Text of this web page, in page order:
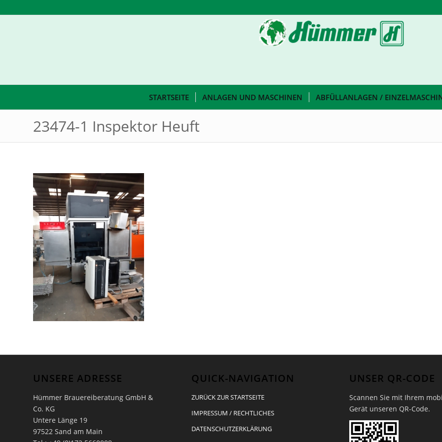
STARTSEITE ANLAGEN UND MASCHINEN ABFÜLLANLAGEN /
23474-1 Inspektor Heuft
UNSERE ADRESSE
Hümmer Brauereiberatung GmbH &
Co. KG
Untere Länge 19
97522 Sand am Main
QUICK-NAVIGATION
ZURÜCK ZUR STARTSEITE
IMPRESSUM / RECHTLICHES
DATENSCHUTZERKLÄRUNG
UNSER QR-CODE
Scannen Sie mit Ihrem
Gerät unseren QR-Code.